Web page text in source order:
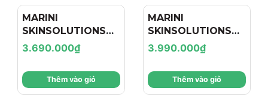
MARINI
SKINSOLUTIONS
Duality™ – Tinh
Chất Hỗ Trợ Giảm
Mụn Và Cải Thiện
Dấu Hiệu Lão Hóa
3.690.000₫
Thêm vào giỏ
MARINI
SKINSOLUTIONS
Transformation
Face Cream – Kem
Dưỡng Hỗ Trợ Tái
Tạo, Giảm Nếp
Nhăn Và Săn Chắc
3.990.000₫
Thêm vào giỏ